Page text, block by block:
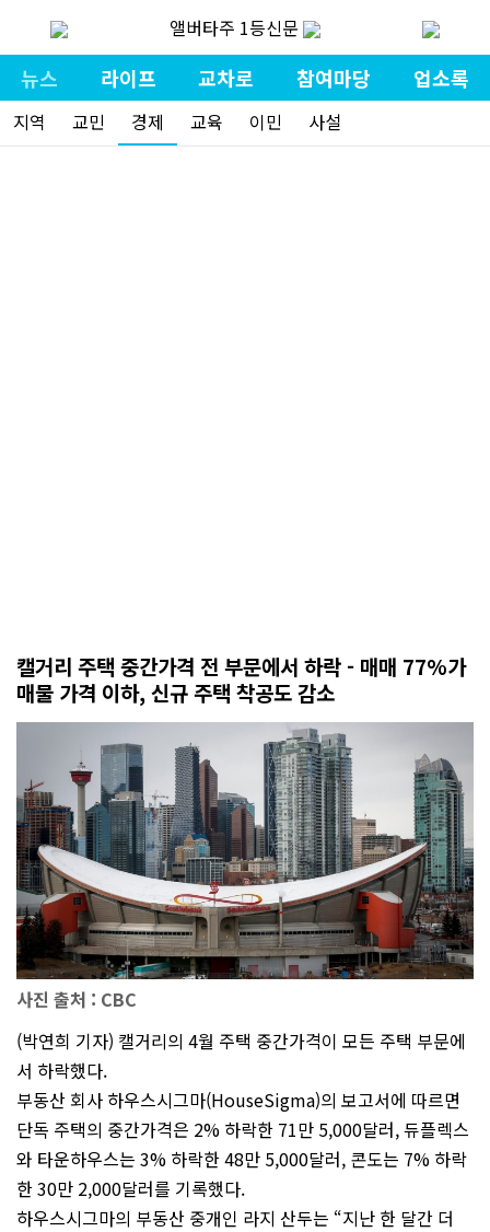
앨버타주 1등신문
뉴스 라이프 교차로 참여마당 업소록
지역 교민 경제 교육 이민 사설
캘거리 주택 중간가격 전 부문에서 하락 - 매매 77%가
매물 가격 이하, 신규 주택 착공도 감소
사진 출처 : CBC
(박연희 기자) 캘거리의 4월 주택 중간가격이 모든 주택 부문에
서 하락했다.
부동산 회사 하우스시그마(HouseSigma)의 보고서에 따르면
단독 주택의 중간가격은 2% 하락한 71만 5,000달러, 듀플렉스
와 타운하우스는 3% 하락한 48만 5,000달러, 콘도는 7% 하락
한 30만 2,000달러를 기록했다.
하우스시그마의 부동산 중개인 라지 산두는 “지난 한 달간 더